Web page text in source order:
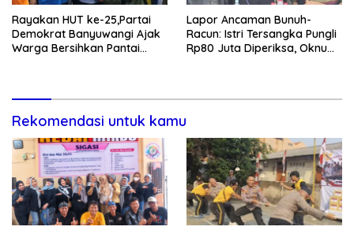
Rayakan HUT ke-25,Partai
Demokrat Banyuwangi Ajak
Warga Bersihkan Pantai
Lapor Ancaman Bunuh-
Racun: Istri Tersangka Pungli
Rp80 Juta Diperiksa, Oknum
Rekomendasi untuk kamu